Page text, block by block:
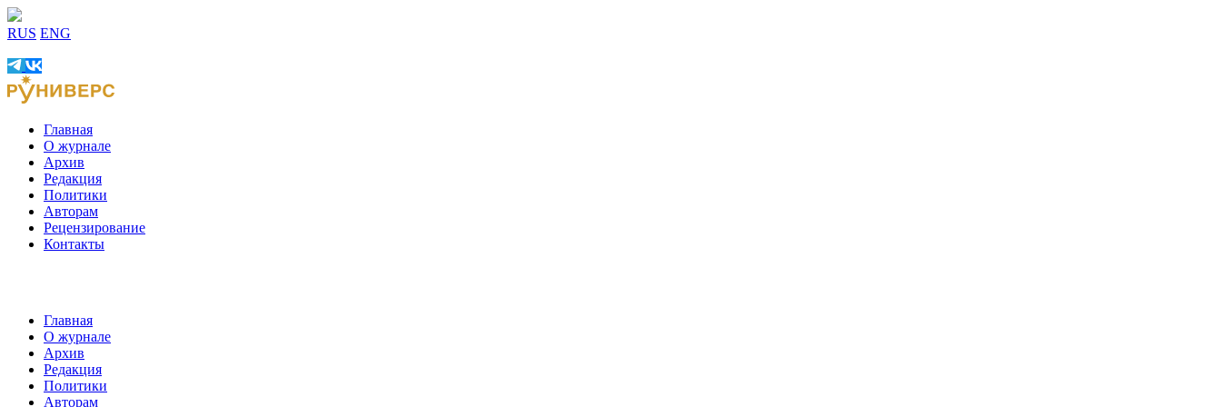
RUS ENG
Главная
О журнале
Архив
Редакция
Политики
Авторам
Рецензирование
Контакты
Главная
О журнале
Архив
Редакция
Политики
Авторам